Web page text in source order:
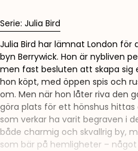
Serie: Julia Bird
Julia Bird har lämnat London
byn Berrywick. Hon är nybliven
men fast besluten att skapa sig
hon köpt, med öppen spis och
om. Men när hon låter riva den
göra plats för ett hönshus
som verkar ha varit begraven i
både charmig och skvallrig by,
som bär på hemligheter – något